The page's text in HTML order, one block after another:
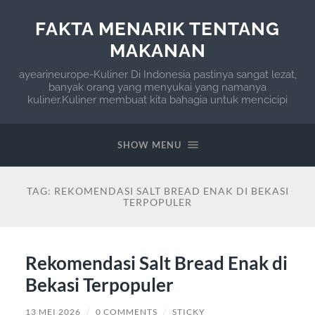
FAKTA MENARIK TENTANG
MAKANAN
ayearineurope-Kuliner Di Indonesia pastinya sangat lezat,
banyak orang yang menyukai yang namanya
kuliner.Kuliner membuat kita bahagia untuk mencicipi
SHOW MENU
TAG: REKOMENDASI SALT BREAD ENAK DI BEKASI
TERPOPULER
Rekomendasi Salt Bread Enak di
Bekasi Terpopuler
13 MEI 2026 / 0 COMMENTS / STICKY